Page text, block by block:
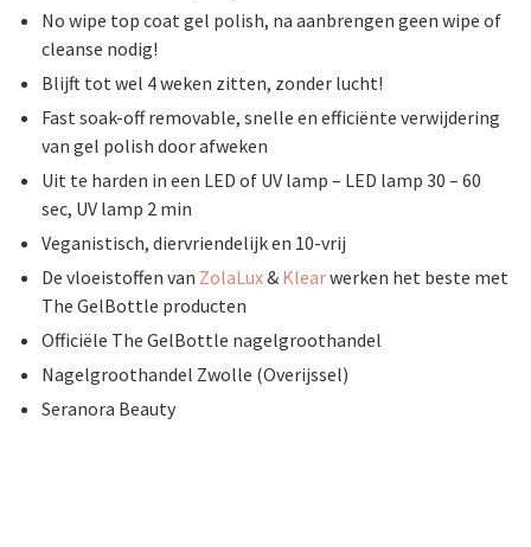
No wipe top coat gel polish, na aanbrengen geen wipe of
cleanse nodig!
Blijft tot wel 4 weken zitten, zonder lucht!
Fast soak-off removable, snelle en efficiënte verwijdering
van gel polish door afweken
Uit te harden in een LED of UV lamp – LED lamp 30 – 60
sec, UV lamp 2 min
Veganistisch, diervriendelijk en 10-vrij
De vloeistoffen van ZolaLux& Klearwerken het beste met
The GelBottle producten
Officiële The GelBottle nagelgroothandel
Nagelgroothandel Zwolle (Overijssel)
Seranora Beauty